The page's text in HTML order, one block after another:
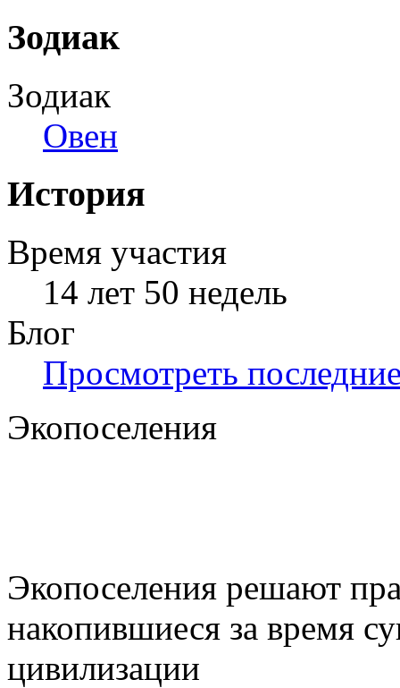
Зодиак
Зодиак
Овен
История
Время участия
14 лет 50 недель
Блог
Просмотреть
Экопоселения
Экопоселения решают
накопившиеся за время
цивилизации